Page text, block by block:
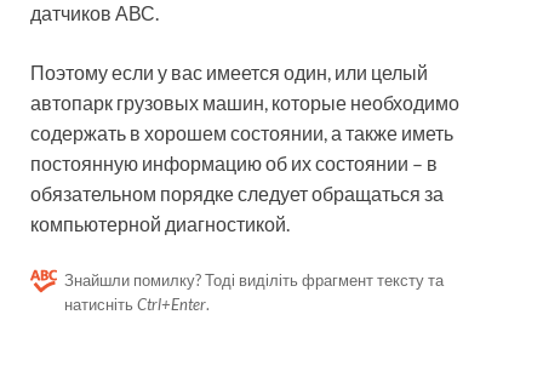
датчиков АВС.
Поэтому если у вас имеется один, или целый
автопарк грузовых машин, которые необходимо
содержать в хорошем состоянии, а также иметь
постоянную информацию об их состоянии – в
обязательном порядке следует обращаться за
компьютерной диагностикой.
Знайшли помилку? Тоді виділіть фрагмент тексту та
натисніть Ctrl+Enter.